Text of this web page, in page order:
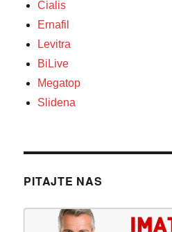
Cialis
Ernafil
Levitra
BiLive
Megatop
Slidena
PITAJTE NAS